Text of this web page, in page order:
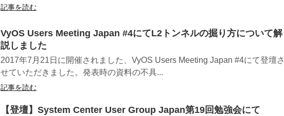
記事を読む
VyOS Users Meeting Japan #4にてL2トンネルの掘り方について解
説しました
2017年7月21日に開催されました、VyOS Users Meeting Japan #4にて登壇さ
せていただきました。発表時の資料の不具...
記事を読む
【登壇】System Center User Group Japan第19回勉強会にて